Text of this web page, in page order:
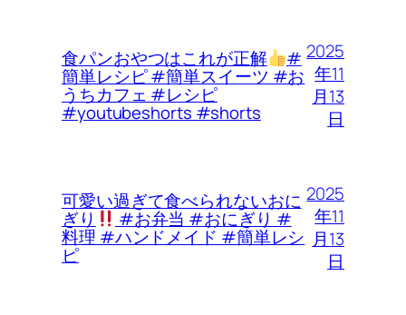
食パンおやつはこれが正解 #
簡単レシピ #簡単スイーツ #お
うちカフェ #レシピ
#youtubeshorts #shorts
2025
年11
月13
日
可愛い過ぎて食べられないおに
ぎり #お弁当 #おにぎり #
料理 #ハンドメイド #簡単レシ
ピ
2025
年11
月13
日